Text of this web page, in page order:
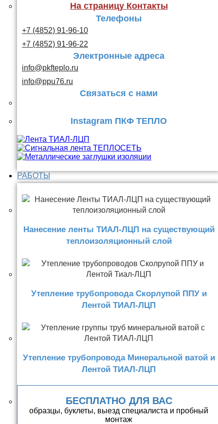
На страницу Контакты
Телефоны
+7 (4852) 91-96-10
+7 (4852) 91-96-22
Электронные адреса
info@pkfteplo.ru
info@ppu76.ru
Связаться с нами
Instagram ПКФ ТЕПЛО
РАБОТЫ
Нанесение ленты ТИАЛ-ЛЦП на существующий
теплоизоляционный слой
Утепление трубопровода Скорлупой ППУ и
Лентой ТИАЛ-ЛЦП
Утепление трубопровода Минеральной ватой и
Лентой ТИАЛ-ЛЦП
БЕСПЛАТНО ДЛЯ ВАС
образцы, буклеты, выезд специалиста и пробный
монтаж